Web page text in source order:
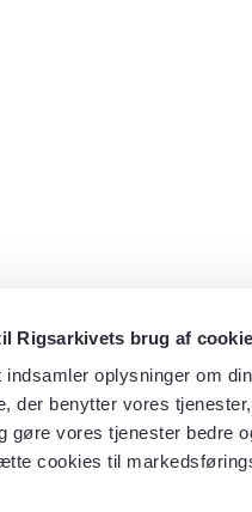
Rigsarkivets brug af
indsamler oplysninger om
der benytter vores
gøre vores tjenester bedre
cookies til